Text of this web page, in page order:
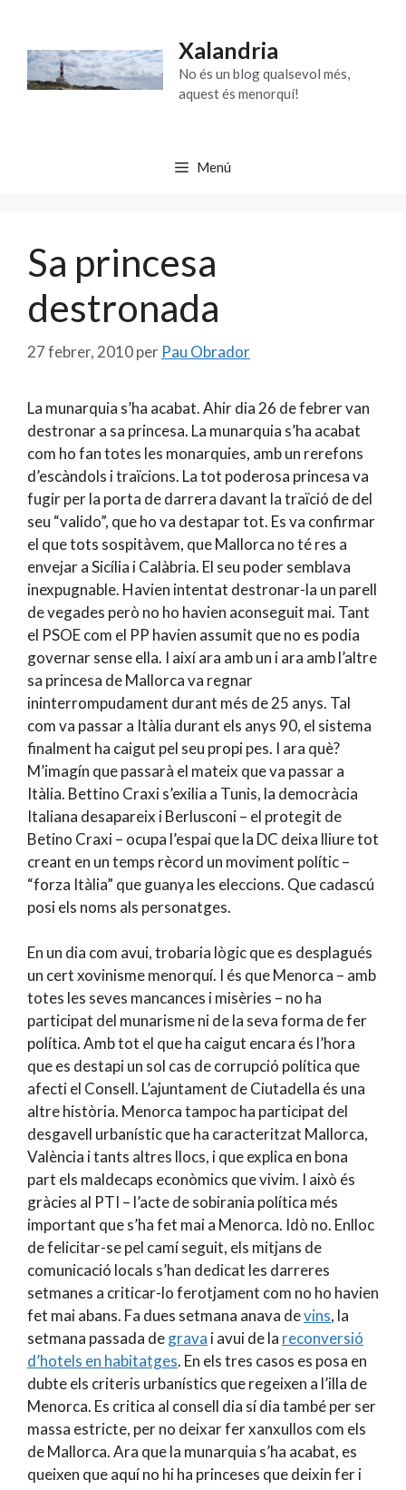
contingut
Xalandria
No és un blog qualsevol més,
aquest és menorquí!
Menú
Sa princesa
destronada
27 febrer, 2010per Pau Obrador
La munarquia s’ha acabat. Ahir dia 26 de febrer van
destronar a sa princesa. La munarquia s’ha acabat
com ho fan totes les monarquies, amb un rerefons
d’escàndols i traïcions. La tot poderosa princesa va
fugir per la porta de darrera davant la traïció de del
seu “valido”, que ho va destapar tot. Es va confirmar
el que tots sospitàvem, que Mallorca no té res a
envejar a Sicília i Calàbria. El seu poder semblava
inexpugnable. Havien intentat destronar-la un parell
de vegades però no ho havien aconseguit mai. Tant
el PSOE com el PP havien assumit que no es podia
governar sense ella. I així ara amb un i ara amb l’altre
sa princesa de Mallorca va regnar
ininterrompudament durant més de 25 anys. Tal
com va passar a Itàlia durant els anys 90, el sistema
finalment ha caigut pel seu propi pes. I ara què?
M’imagín que passarà el mateix que va passar a
Itàlia. Bettino Craxi s’exilia a Tunis, la democràcia
Italiana desapareix i Berlusconi – el protegit de
Betino Craxi – ocupa l’espai que la DC deixa lliure tot
creant en un temps rècord un moviment polític –
“forza Itàlia” que guanya les eleccions. Que cadascú
posi els noms als personatges.
En un dia com avui, trobaria lògic que es desplagués
un cert xovinisme menorquí. I és que Menorca – amb
totes les seves mancances i misèries – no ha
participat del munarisme ni de la seva forma de fer
política. Amb tot el que ha caigut encara és l’hora
que es destapi un sol cas de corrupció política que
afecti el Consell. L’ajuntament de Ciutadella és una
altre història. Menorca tampoc ha participat del
desgavell urbanístic que ha caracteritzat Mallorca,
València i tants altres llocs, i que explica en bona
part els maldecaps econòmics que vivim. I això és
gràcies al PTI – l’acte de sobirania política més
important que s’ha fet mai a Menorca. Idò no. Enlloc
de felicitar-se pel camí seguit, els mitjans de
comunicació locals s’han dedicat les darreres
setmanes a criticar-lo ferotjament com no ho havien
fet mai abans. Fa dues setmana anava devins, la
setmana passada degrava i avui de la reconversió
d’hotels en habitatges. En els tres casos es posa en
dubte els criteris urbanístics que regeixen a l’illa de
Menorca. Es critica al consell dia sí dia també per ser
massa estricte, per no deixar fer xanxullos com els
de Mallorca. Ara que la munarquia s’ha acabat, es
queixen que aquí no hi ha princeses que deixin fer i